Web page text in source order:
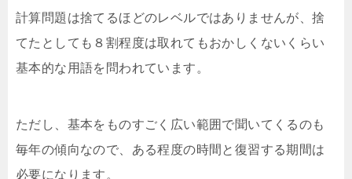
計算問題は捨てるほどのレベルではありませんが、捨
てたとしても８割程度は取れてもおかしくないくらい
基本的な用語を問われています。
ただし、基本をものすごく広い範囲で聞いてくるのも
毎年の傾向なので、ある程度の時間と復習する期間は
必要になります。